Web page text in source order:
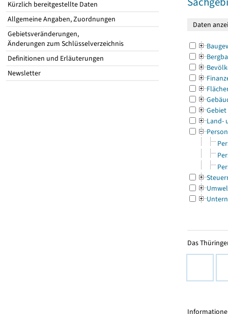
Kürzlich bereitgestellte Daten
Allgemeine Angaben, Zuordnungen
Gebietsveränderungen,
Änderungen zum Schlüsselverzeichnis
Definitionen und Erläuterungen
Newsletter
Gebiet
Land-
Das